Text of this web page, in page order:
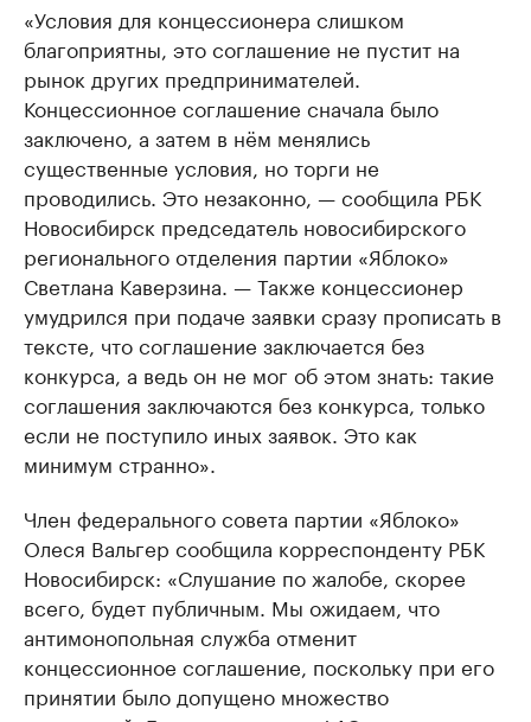
«Условия для концессионера слишком
благоприятны, это соглашение не пустит на
рынок других предпринимателей.
Концессионное соглашение сначала было
заключено, а затем в нём менялись
существенные условия, но торги не
проводились. Это незаконно, — сообщила РБК
Новосибирск председатель новосибирского
регионального отделения партии «Яблоко»
Светлана Каверзина. — Также концессионер
умудрился при подаче заявки сразу прописать в
тексте, что соглашение заключается без
конкурса, а ведь он не мог об этом знать: такие
соглашения заключаются без конкурса, только
если не поступило иных заявок. Это как
минимум странно».
Член федерального совета партии «Яблоко»
Олеся Вальгер сообщила корреспонденту РБК
Новосибирск: «Слушание по жалобе, скорее
всего, будет публичным. Мы ожидаем, что
антимонопольная служба отменит
концессионное соглашение, поскольку при его
принятии было допущено множество